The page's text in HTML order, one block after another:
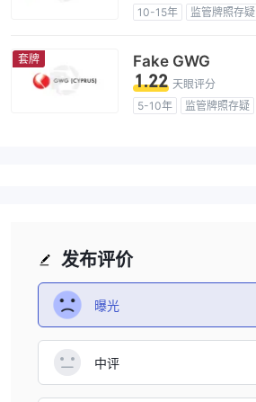
10-15年
监管牌照存疑
套牌
Fake GWG
1.22 天眼评分
5-10年
监管牌照存疑
发布评价
曝光
中评